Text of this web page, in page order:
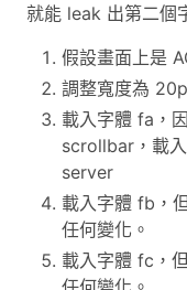
就能 leak 出第二個
假設畫面上是
調整寬度為
載入字體 fa，
scrollbar，載
server
載入字體 fb，
任何變化。
載入字體 fc，